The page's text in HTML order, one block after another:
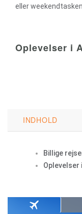
eller
Oplevelser i
INDHOLD
Billige
Oplevelser